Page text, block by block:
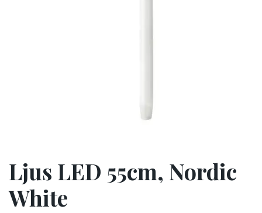
Ljus LED 55cm, Nordic
White